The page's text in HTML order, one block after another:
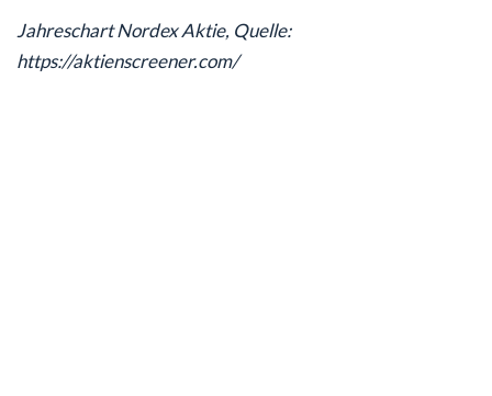
Jahreschart Nordex Aktie, Quelle:
https://aktienscreener.com/